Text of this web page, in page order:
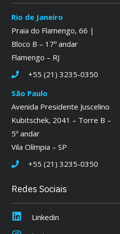
Rio de Janeiro
Praia do Flamengo, 66 |
Bloco B – 17º andar
Flamengo – RJ
+55 (21) 3235-0350
São Paulo
Avenida Presidente Juscelino
Kubitschek, 2041 – Torre B –
5º andar
Vila Olímpia – SP
+55 (21) 3235-0350
Redes Sociais
Linkedin